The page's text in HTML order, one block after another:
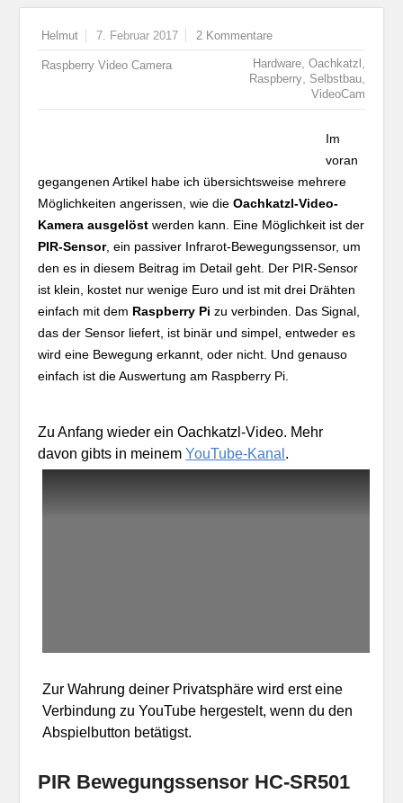
Helmut 7. Februar 2017 2 Kommentare
Raspberry Video Camera Hardware, Oachkatzl
Raspberry, Selbstbau,
VideoCam
Im
voran
gegangenen Artikel habe ich übersichtsweise mehrere
Möglichkeiten angerissen, wie dieOachkatzl-Video-
Kamera ausgelöst werden kann. Eine Möglichkeit ist der
PIR-Sensor, ein passiver Infrarot-Bewegungssensor, um
den es in diesem Beitrag im Detail geht. Der PIR-Sensor
ist klein, kostet nur wenige Euro und ist mit drei Drähten
einfach mit dem Raspberry Pi zu verbinden. Das Signal,
das der Sensor liefert, ist binär und simpel, entweder es
wird eine Bewegung erkannt, oder nicht. Und genauso
einfach ist die Auswertung am Raspberry Pi.
Zu Anfang wieder ein Oachkatzl-Video. Mehr
davon gibts in meinemYouTube-Kanal .
Zur Wahrung deiner Privatsphäre wird erst eine
Verbindung zu YouTube hergestelt, wenn du den
Abspielbutton betätigst.
PIR Bewegungssensor HC-SR501